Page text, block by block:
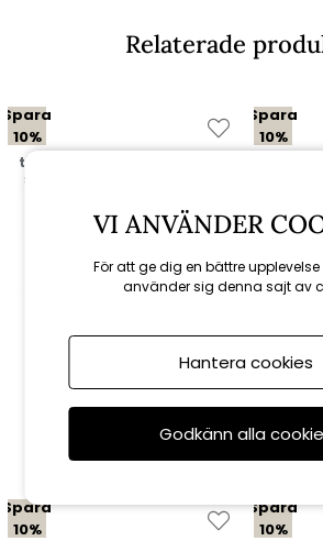
Relaterade
Spara
10%
till 16/8
16 990 kr
Spara
10%
5
Spara
10%
Spara
10%
VI ANVÄNDER
För att ge dig en bättre
använder sig denna sajt av
Hantera cookies
Godkänn alla